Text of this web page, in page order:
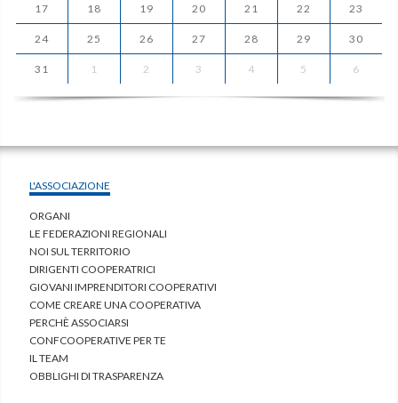
17 18 19 20 21 22 23
24 25 26 27 28 29 30
31 1 2 3 4 5 6
L'ASSOCIAZIONE
ORGANI
LE FEDERAZIONI REGIONALI
NOI SUL TERRITORIO
DIRIGENTI COOPERATRICI
GIOVANI IMPRENDITORI COOPERATIVI
COME CREARE UNA COOPERATIVA
PERCHÈ ASSOCIARSI
CONFCOOPERATIVE PER TE
IL TEAM
OBBLIGHI DI TRASPARENZA